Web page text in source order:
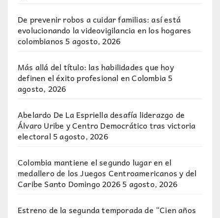
De prevenir robos a cuidar familias: así está
evolucionando la videovigilancia en los hogares
colombianos 5 agosto, 2026
Más allá del título: las habilidades que hoy
definen el éxito profesional en Colombia5
agosto, 2026
Abelardo De La Espriella desafía liderazgo de
Álvaro Uribe y Centro Democrático tras victoria
electoral 5 agosto, 2026
Colombia mantiene el segundo lugar en el
medallero de los Juegos Centroamericanos y del
Caribe Santo Domingo 20265 agosto, 2026
Estreno de la segunda temporada de “Cien años